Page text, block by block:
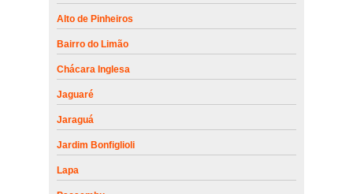
Alto de Pinheiros
Bairro do Limão
Chácara Inglesa
Jaguaré
Jaraguá
Jardim Bonfiglioli
Lapa